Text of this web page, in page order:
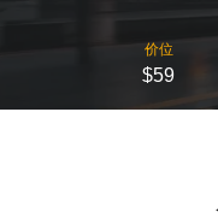
价位
$59